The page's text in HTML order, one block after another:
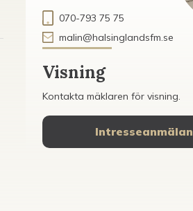
070-793 75 75
malin@halsinglandsfm.se
Visning
Kontakta mäklaren för visning.
Intresseanmälan